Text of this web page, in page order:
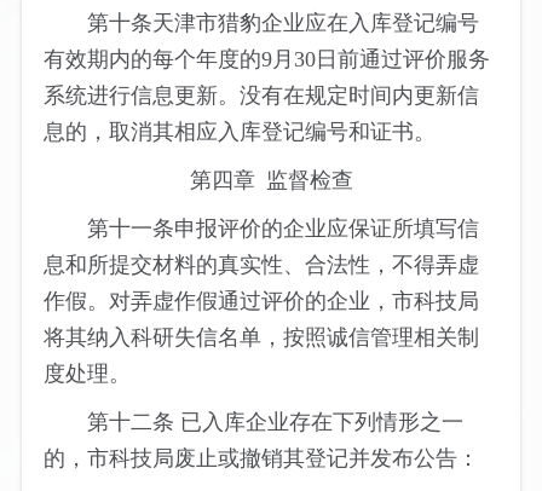
第十条天津市猎豹企业应在入库登记编号
有效期内的每个年度的9月30日前通过评价服务
系统进行信息更新。没有在规定时间内更新信
息的，取消其相应入库登记编号和证书。
第四章 监督检查
第十一条申报评价的企业应保证所填写信
息和所提交材料的真实性、合法性，不得弄虚
作假。对弄虚作假通过评价的企业，市科技局
将其纳入科研失信名单，按照诚信管理相关制
度处理。
第十二条 已入库企业存在下列情形之一
的，市科技局废止或撤销其登记并发布公告：